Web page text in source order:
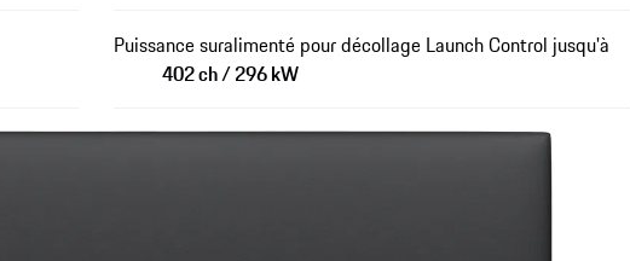
Puissance suralimenté pour décollage Launch Control jusqu'à
402 ch / 296 kW